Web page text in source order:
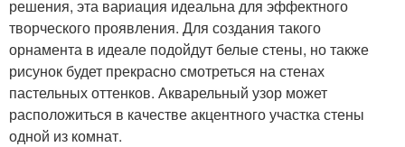
решения, эта вариация идеальна для эффектного
творческого проявления. Для создания такого
орнамента в идеале подойдут белые стены, но также
рисунок будет прекрасно смотреться на стенах
пастельных оттенков. Акварельный узор может
расположиться в качестве акцентного участка стены
одной из комнат.